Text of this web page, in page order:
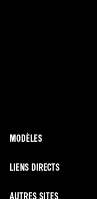
MODÈLES
LIENS DIRECTS
AUTRES SITES